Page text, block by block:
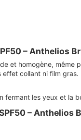
– Anthelios
et homogène, même
effet collant ni film gras.
les yeux et
– Anthelios